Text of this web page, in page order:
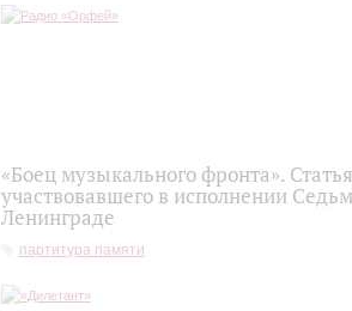
«Боец музыкального фронта».
участвовавшего в исполнении
Ленинграде
партитура памяти